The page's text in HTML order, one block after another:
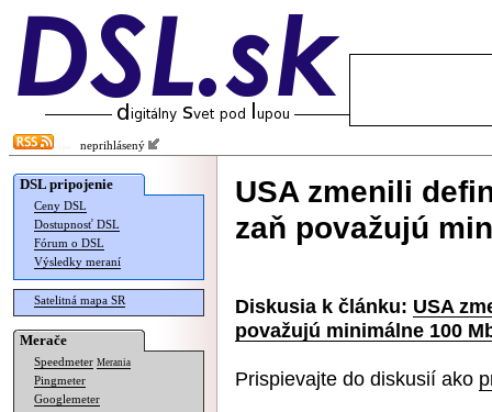
neprihlásený
DSL pripojenie
Ceny DSL
Dostupnosť DSL
Fórum o DSL
Výsledky meraní
Satelitná mapa SR
Merače
Speedmeter Merania
Pingmeter
Googlemeter
USA zmenili
zaň považujú
Diskusia k článku: USA
považujú minimálne 100
Prispievajte do diskusií ako